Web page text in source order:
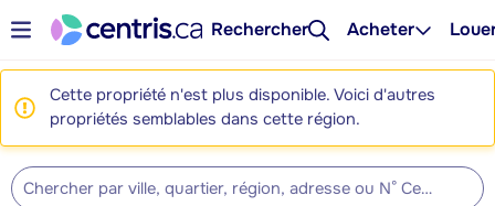
Rechercher Acheter
Cette propriété n'est plus disponible. Voici d'autres
propriétés semblables dans cette région.